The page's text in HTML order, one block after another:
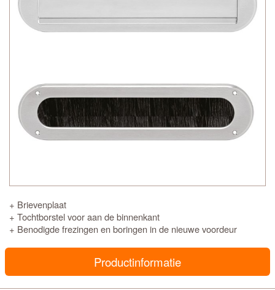
+ Brievenplaat
+ Tochtborstel voor aan de binnenkant
+ Benodigde frezingen en boringen in de nieuwe voordeur
Productinformatie